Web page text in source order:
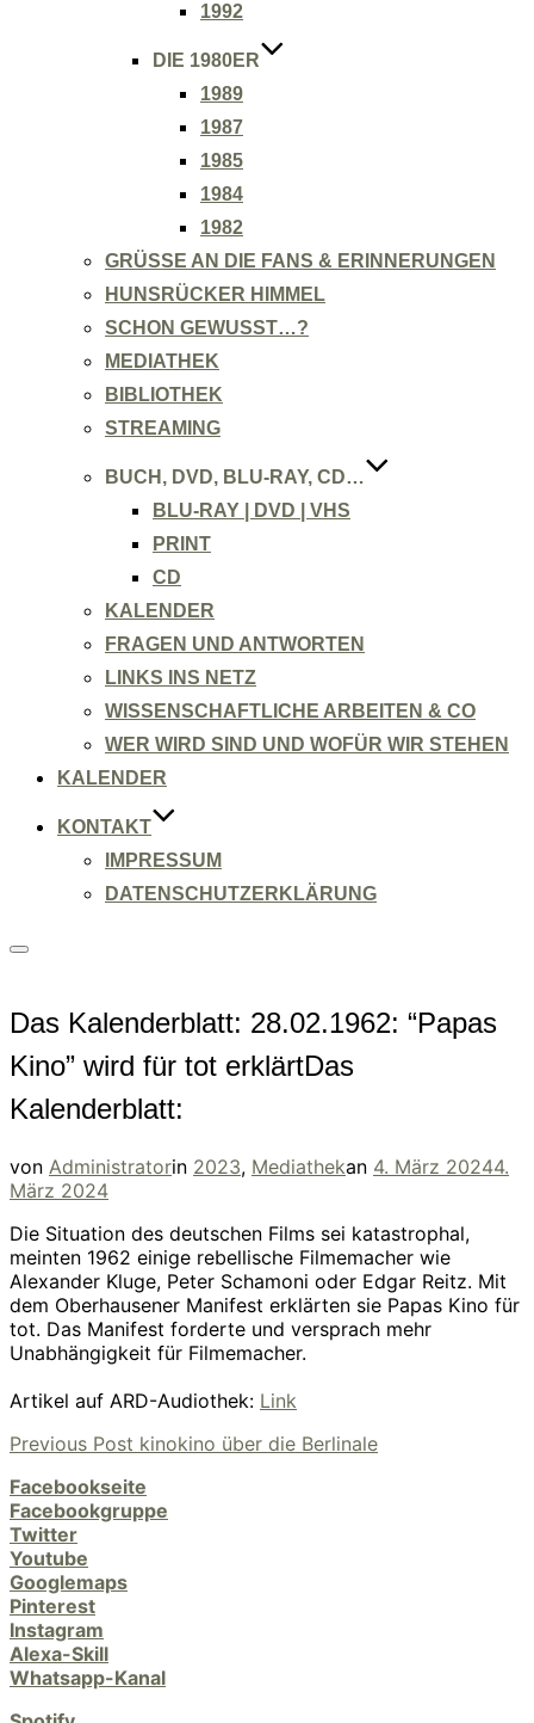
1992
DIE 1980ER
1989
1987
1985
1984
1982
GRÜSSE AN DIE FANS & ERINNERUNGEN
HUNSRÜCKER HIMMEL
SCHON GEWUSST…?
MEDIATHEK
BIBLIOTHEK
STREAMING
BUCH, DVD, BLU-RAY, CD…
BLU-RAY | DVD | VHS
PRINT
CD
KALENDER
FRAGEN UND ANTWORTEN
LINKS INS NETZ
WISSENSCHAFTLICHE ARBEITEN & CO
WER WIRD SIND UND WOFÜR WIR STEHEN
KALENDER
KONTAKT
IMPRESSUM
DATENSCHUTZERKLÄRUNG
Seitenleiste
umschalten
Das Kalenderblatt: 28.02.1962: “Papas
Kino” wird für tot erklärtDas
Kalenderblatt:
von Administratorin 2023, Mediathekan Veröffentlicht
4. März 20244.
März 2024
Die Situation des deutschen Films sei katastrophal,
meinten 1962 einige rebellische Filmemacher wie
Alexander Kluge, Peter Schamoni oder Edgar Reitz. Mit
dem Oberhausener Manifest erklärten sie Papas Kino für
tot. Das Manifest forderte und versprach mehr
Unabhängigkeit für Filmemacher.
Artikel auf ARD-Audiothek: Link
Beitragsnavigation
Previous
Previous Post kinokino über die Berlinale
Facebookseite
Facebookgruppe
Twitter
Youtube
Googlemaps
Pinterest
Instagram
Alexa-Skill
Whatsapp-Kanal